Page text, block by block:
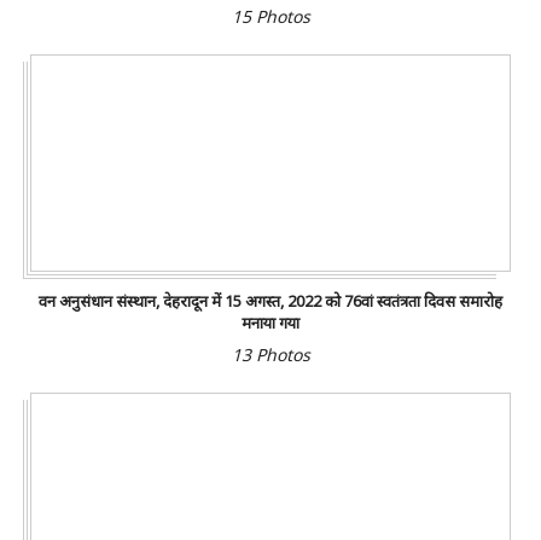
15 Photos
वन अनुसंधान संस्थान, देहरादून में 15 अगस्त, 2022 को 76वां स्वतंत्रता दिवस समारोह
मनाया गया
13 Photos